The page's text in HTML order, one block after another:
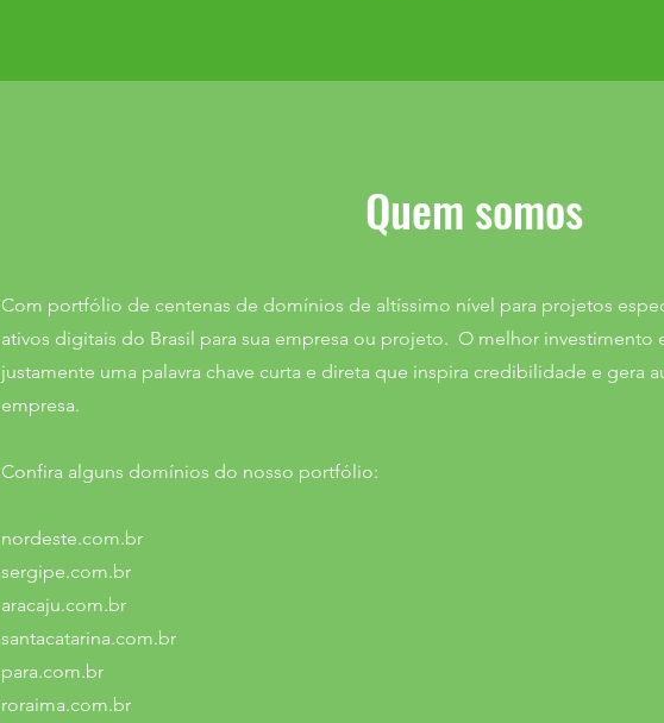
Quem somos
Com portfólio de centenas de domínios de altíssimo nível para projetos
ativos digitais do Brasil para sua empresa ou projeto. O melhor investimento
justamente uma palavra chave curta e direta que inspira credibilidade e gera
empresa.
Confira alguns domínios do nosso portfólio:
nordeste.com.br
sergipe.com.br
aracaju.com.br
santacatarina.com.br
para.com.br
roraima.com.br